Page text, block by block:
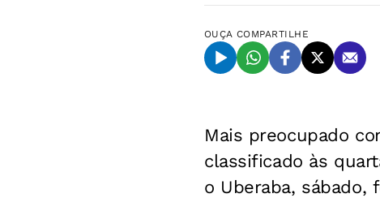
OUÇA COMPARTILHE
Mais preocupado
classificado às
o Uberaba,